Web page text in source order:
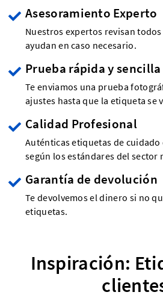
Asesoramiento Experto
Nuestros expertos revisan
ayudan en caso necesario.
Prueba rápida y sencilla
Te enviamos una prueba
ajustes hasta que la etiqueta se
Calidad Profesional
Auténticas etiquetas de
según los estándares del sector
Garantía de devolución
Te devolvemos el dinero si no
etiquetas.
Inspiración: